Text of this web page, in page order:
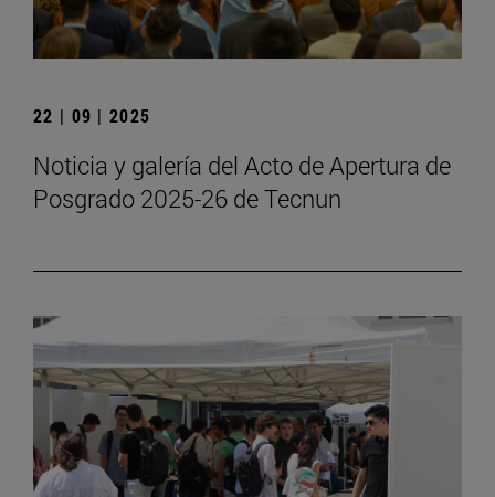
22 | 09 | 2025
Noticia y galería del Acto de Apertura de
Posgrado 2025-26 de Tecnun